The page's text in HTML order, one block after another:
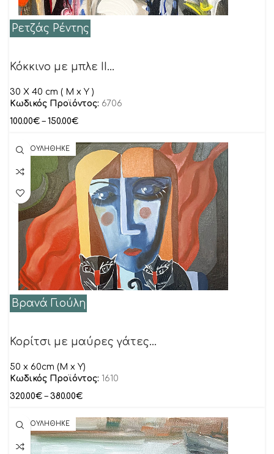
Ρετζάς Ρέντης
Κόκκινο με μπλε II…
30 Χ 40 cm ( M x Y )
Κωδικός Προϊόντος: 6706
100.00€ – 150.00€
ΠΟΥΛΗΘΗΚΕ
Βρανά Γιούλη
Κορίτσι με μαύρες γάτες…
50 x 60cm (M x Y)
Κωδικός Προϊόντος: 1610
320.00€ – 380.00€
ΠΟΥΛΗΘΗΚΕ